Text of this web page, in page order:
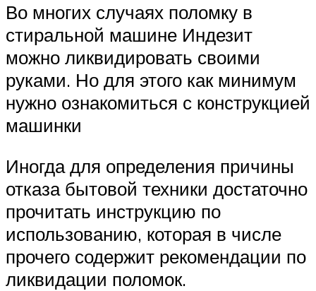
Во многих случаях поломку в
стиральной машине Индезит
можно ликвидировать своими
руками. Но для этого как минимум
нужно ознакомиться с конструкцией
машинки
Иногда для определения причины
отказа бытовой техники достаточно
прочитать инструкцию по
использованию, которая в числе
прочего содержит рекомендации по
ликвидации поломок.